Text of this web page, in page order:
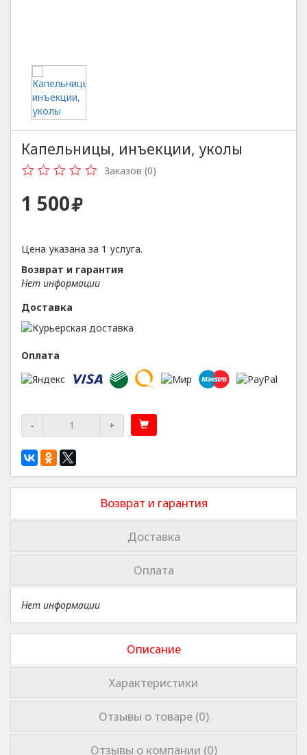
Капельницы, инъекции, уколы
Заказов (0)
1 500
Цена указана за 1 услуга.
Возврат и гарантия
Нет информации
Доставка
Оплата
- +
Возврат и гарантия
Доставка
Оплата
Нет информации
Описание
Характеристики
Отзывы о товаре (0)
Отзывы о компании (0)